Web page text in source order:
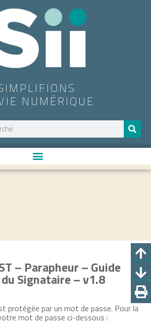
NUMÉRIQUE
– Parapheur – Guide
Signataire – v1.8
protégée par un mot de passe. Pour la
mot de passe ci-dessous :